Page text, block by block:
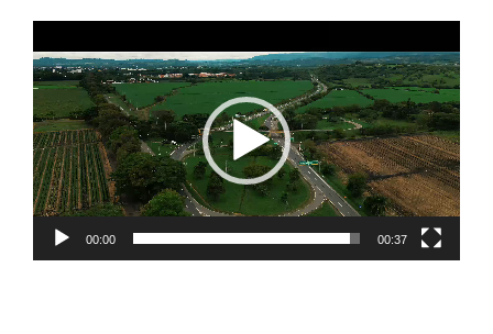
de
vídeo
00:00 00:37